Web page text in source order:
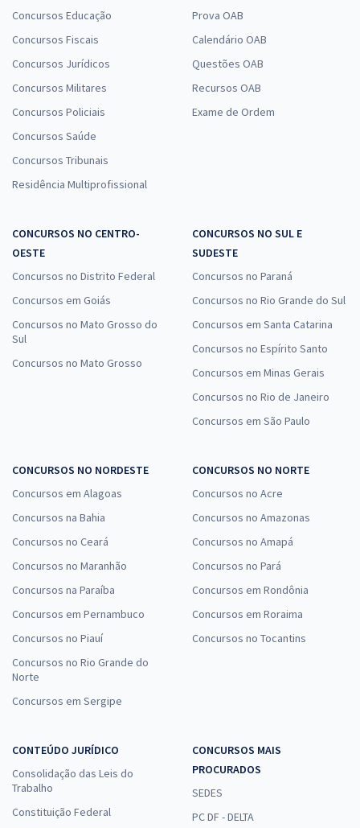
Concursos Educação
Concursos Fiscais
Concursos Jurídicos
Concursos Militares
Concursos Policiais
Concursos Saúde
Concursos Tribunais
Residência Multiprofissional
Prova OAB
Calendário OAB
Questões OAB
Recursos OAB
Exame de Ordem
CONCURSOS NO CENTRO-
OESTE
Concursos no Distrito Federal
Concursos em Goiás
Concursos no Mato Grosso do
Sul
Concursos no Mato Grosso
CONCURSOS NO SUL E
SUDESTE
Concursos no Paraná
Concursos no Rio Grande do Sul
Concursos em Santa Catarina
Concursos no Espírito Santo
Concursos em Minas Gerais
Concursos no Rio de Janeiro
Concursos em São Paulo
CONCURSOS NO NORDESTE
Concursos em Alagoas
Concursos na Bahia
Concursos no Ceará
Concursos no Maranhão
Concursos na Paraíba
Concursos em Pernambuco
Concursos no Piauí
Concursos no Rio Grande do
Norte
Concursos em Sergipe
CONCURSOS NO NORTE
Concursos no Acre
Concursos no Amazonas
Concursos no Amapá
Concursos no Pará
Concursos em Rondônia
Concursos em Roraima
Concursos no Tocantins
CONTEÚDO JURÍDICO
Consolidação das Leis do
Trabalho
Constituição Federal
CONCURSOS MAIS
PROCURADOS
SEDES
PC DF - DELTA